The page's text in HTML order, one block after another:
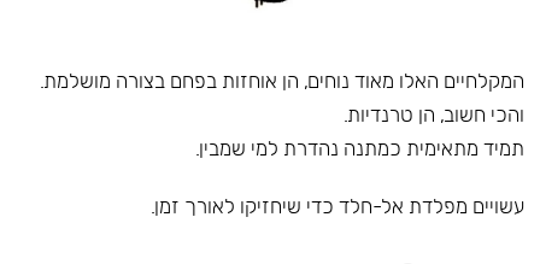
המקלחיים האלו מאוד נוחים, הן אוחזות בפחם בצורה מושלמת.
והכי חשוב, הן טרנדיות.
תמיד מתאימית כמתנה נהדרת למי שמבין.
עשויים מפלדת אל-חלד כדי שיחזיקו לאורך זמן.